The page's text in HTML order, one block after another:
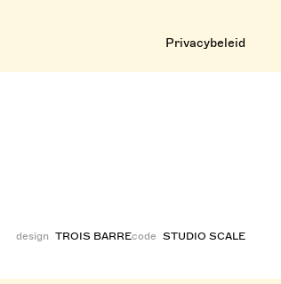
Privacybeleid
design TROIS BARREcode STUDIO SCALE